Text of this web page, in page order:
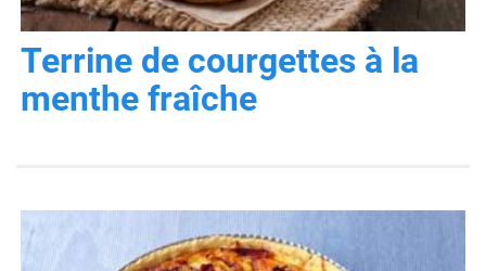
Terrine de courgettes à la
menthe fraîche